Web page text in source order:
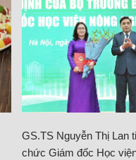
GS.TS Nguyễn Thị Lan
chức Giám đốc Học